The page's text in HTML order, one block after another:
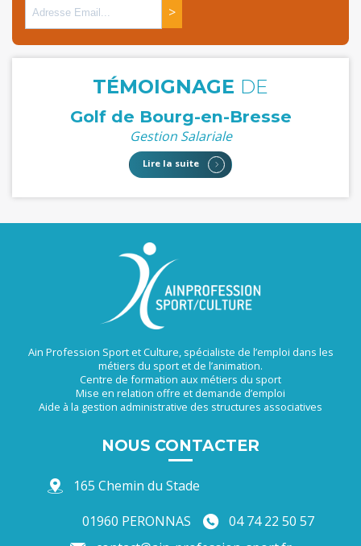
>
TÉMOIGNAGE DE
Golf de Bourg-en-Bresse
Gestion Salariale
Lire la suite
Ain Profession Sport et Culture, spécialiste de l’emploi dans les
métiers du sport et de l’animation.
Centre de formation aux métiers du sport
Mise en relation offre et demande d’emploi
Aide à la gestion administrative des structures associatives
NOUS CONTACTER
165 Chemin du Stade
01960 PERONNAS
04 74 22 50 57